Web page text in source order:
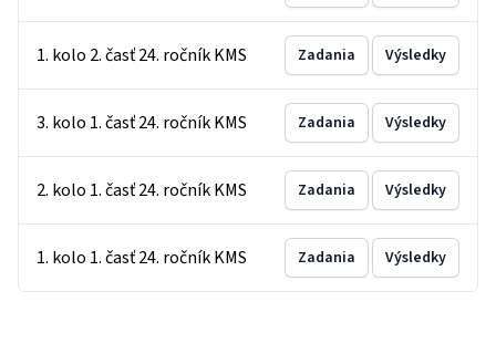
1. kolo 2. časť 24. ročník KMS Zadania Výsledky
3. kolo 1. časť 24. ročník KMS Zadania Výsledky
2. kolo 1. časť 24. ročník KMS Zadania Výsledky
1. kolo 1. časť 24. ročník KMS Zadania Výsledky